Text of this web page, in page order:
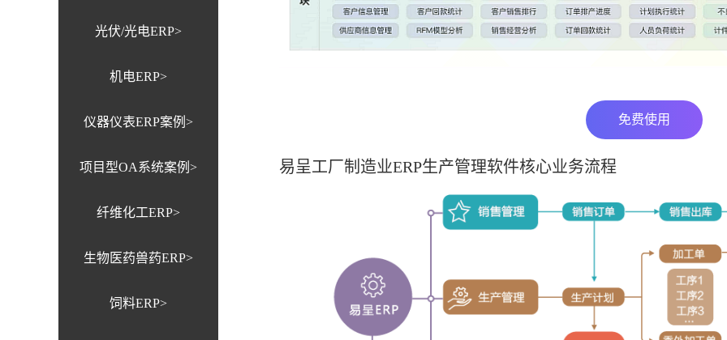
光伏/光电ERP>
机电ERP>
仪器仪表ERP案例>
项目型OA系统案例>
纤维化工ERP>
生物医药兽药ERP>
饲料ERP>
免费使用
易呈工厂制造业ERP生产管理软件核心业务流程